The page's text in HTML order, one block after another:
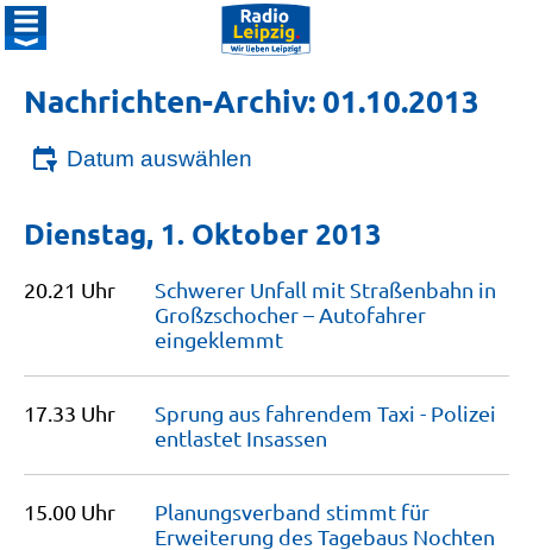
Nachrichten-Archiv: 01.10.2013
Datum auswählen
Dienstag, 1. Oktober 2013
20.21 Uhr
Schwerer Unfall mit Straßenbahn in
Großzschocher – Autofahrer
eingeklemmt
17.33 Uhr
Sprung aus fahrendem Taxi - Polizei
entlastet Insassen
15.00 Uhr
Planungsverband stimmt für
Erweiterung des Tagebaus Nochten